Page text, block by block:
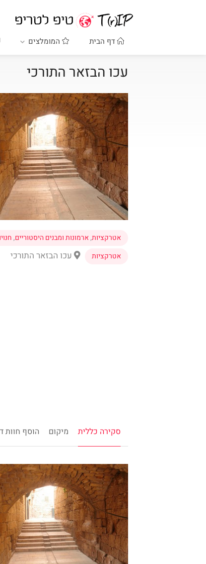
דף הבית המומלצים
עכו הבזאר התורכי
אטרקציות,ארמונות ומבנים היסטוריים,
אטרקציות
עכו הבזאר התורכי
סקירה כללית מיקום הוסף חוות